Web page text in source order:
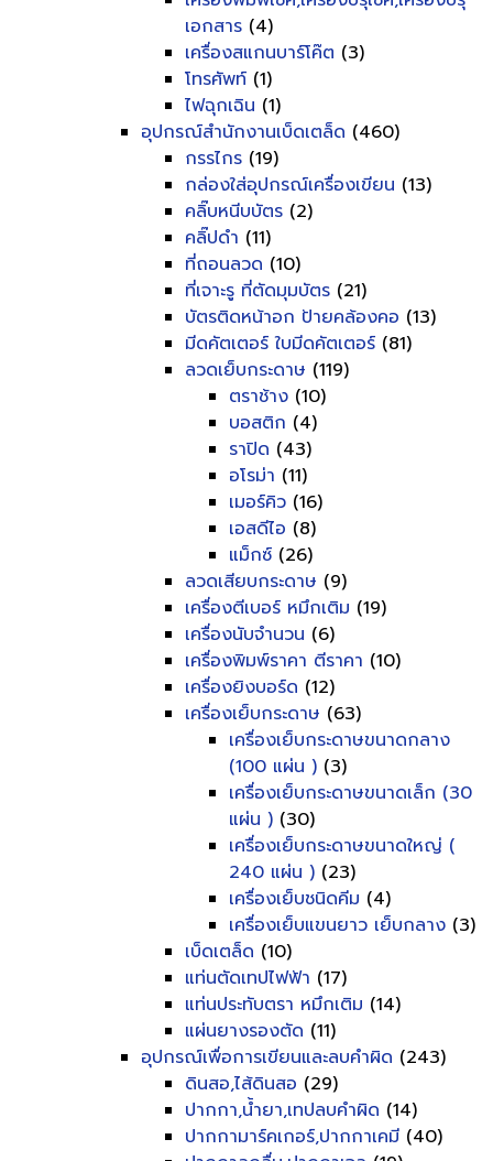
เอกสาร (4)
เครื่องสแกนบาร์โค๊ต (3)
โทรศัพท์ (1)
ไฟฉุกเฉิน (1)
อุปกรณ์สำนักงานเบ็ดเตล็ด (460)
กรรไกร (19)
กล่องใส่อุปกรณ์เครื่องเขียน (13)
คลิ๊บหนีบบัตร (2)
คลิ๊ปดำ (11)
ที่ถอนลวด (10)
ที่เจาะรู ที่ตัดมุมบัตร (21)
บัตรติดหน้าอก ป้ายคล้องคอ (13)
มีดคัตเตอร์ ใบมีดคัตเตอร์ (81)
ลวดเย็บกระดาษ (119)
ตราช้าง (10)
บอสติก (4)
ราปิด (43)
อโรม่า (11)
เมอร์คิว (16)
เอสดีไอ (8)
แม็กซ์ (26)
ลวดเสียบกระดาษ (9)
เครื่องตีเบอร์ หมึกเติม (19)
เครื่องนับจำนวน (6)
เครื่องพิมพ์ราคา ตีราคา (10)
เครื่องยิงบอร์ด (12)
เครื่องเย็บกระดาษ (63)
เครื่องเย็บกระดาษขนาดกลาง
(100 แผ่น ) (3)
เครื่องเย็บกระดาษขนาดเล็ก (30
แผ่น ) (30)
เครื่องเย็บกระดาษขนาดใหญ่ (
240 แผ่น ) (23)
เครื่องเย็บชนิดคีม (4)
เครื่องเย็บแขนยาว เย็บกลาง (3)
เบ็ดเตล็ด (10)
แท่นตัดเทปไฟฟ้า (17)
แท่นประทับตรา หมึกเติม (14)
แผ่นยางรองตัด (11)
อุปกรณ์เพื่อการเขียนและลบคำผิด (243)
ดินสอ,ไส้ดินสอ (29)
ปากกา,น้ำยา,เทปลบคำผิด (14)
ปากกามาร์คเกอร์,ปากกาเคมี (40)